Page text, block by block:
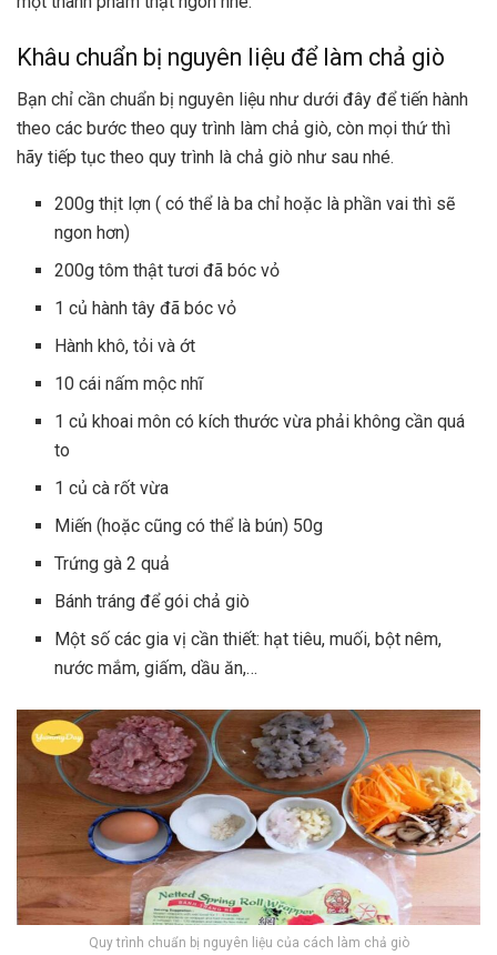
Khâu chuẩn bị nguyên liệu để làm chả giò
Bạn chỉ cần chuẩn bị nguyên liệu như dưới đây để tiến hành
theo các bước theo quy trình làm chả giò, còn mọi thứ thì
hãy tiếp tục theo quy trình là chả giò như sau nhé.
200g thịt lợn ( có thể là ba chỉ hoặc là phần vai thì sẽ
ngon hơn)
200g tôm thật tươi đã bóc vỏ
1 củ hành tây đã bóc vỏ
Hành khô, tỏi và ớt
10 cái nấm mộc nhĩ
1 củ khoai môn có kích thước vừa phải không cần quá
to
1 củ cà rốt vừa
Miến (hoặc cũng có thể là bún) 50g
Trứng gà 2 quả
Bánh tráng để gói chả giò
Một số các gia vị cần thiết: hạt tiêu, muối, bột nêm,
nước mắm, giấm, dầu ăn,…
Quy trình chuẩn bị nguyên liệu của cách làm chả giò